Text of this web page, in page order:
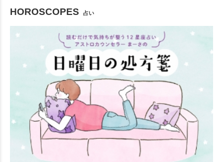
HOROSCOPES 占い